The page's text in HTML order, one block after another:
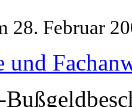
28. Februar
und